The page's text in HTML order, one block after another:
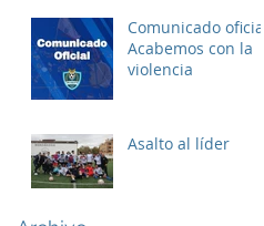
Comunicado oficial:
Acabemos con la
violencia
Asalto al líder